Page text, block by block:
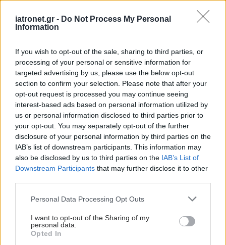
iatronet.gr - Do Not Process My Personal
Information
If you wish to opt-out of the sale, sharing to third parties, or
processing of your personal or sensitive information for
targeted advertising by us, please use the below opt-out
section to confirm your selection. Please note that after your
opt-out request is processed you may continue seeing
interest-based ads based on personal information utilized by
us or personal information disclosed to third parties prior to
your opt-out. You may separately opt-out of the further
disclosure of your personal information by third parties on the
IAB’s list of downstream participants. This information may
also be disclosed by us to third parties on the IAB’s List of
Downstream Participants that may further disclose it to other
Please note that this website/app uses one or more Google
not limited to your visit or usage behaviour. You may click to
grant or deny consent to Google and its third-party tags to
use your data for below specified purposes in below Google
Personal Data Processing Opt Outs
I want to opt-out of the Sharing of my
personal data.
Opted In
ΔΕΙΤΕ ΕΠΙΣΗΣ